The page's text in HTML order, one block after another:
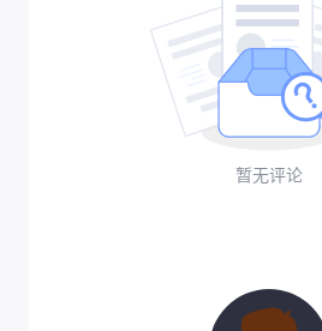
暂无评论